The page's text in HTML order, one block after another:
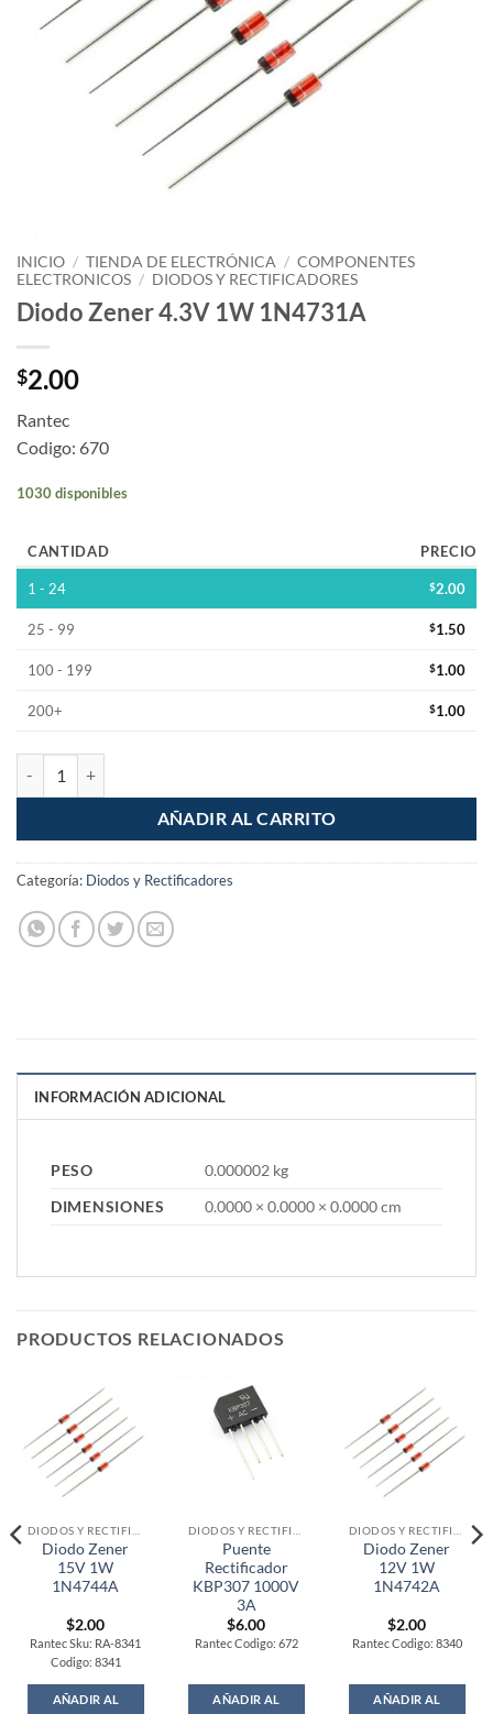
INICIO / TIENDA DE ELECTRÓNICA / COMPONENTES
ELECTRONICOS / DIODOS Y RECTIFICADORES
Diodo Zener 4.3V 1W 1N4731A
$2.00
Rantec
Codigo: 670
1030 disponibles
CANTIDAD PRECIO
1 - 24 $2.00
25 - 99 $1.50
100 - 199 $1.00
200+ $1.00
AÑADIR AL CARRITO
Categoría: Diodos y Rectificadores
INFORMACIÓN ADICIONAL
PESO
0.000002 kg
DIMENSIONES
0.0000 × 0.0000 × 0.0000 cm
PRODUCTOS RELACIONADOS
Diodo Zener
15V 1W
1N4744A
$2.00
Rantec Sku: RA-8341
Codigo: 8341
AÑADIR AL
Puente
Rectificador
KBP307 1000V
3A
$6.00
Rantec Codigo: 672
AÑADIR AL
Diodo Zener
12V 1W
1N4742A
$2.00
Rantec Codigo: 8340
AÑADIR AL